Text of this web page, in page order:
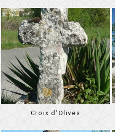
Croix d'Olives